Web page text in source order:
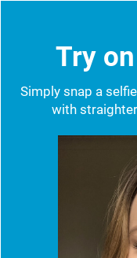
Try
Simply snap a
with